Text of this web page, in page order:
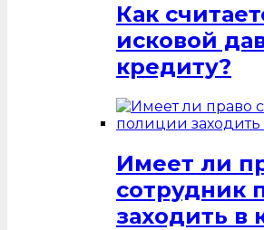
Как
исковой
кредиту?
Имеет ли
сотрудник
заходить в